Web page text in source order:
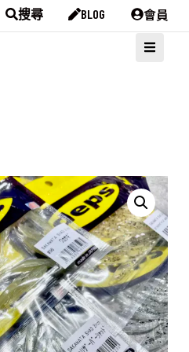
搜尋 BLOG 會員